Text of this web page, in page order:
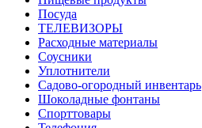
Посуда
ТЕЛЕВИЗОРЫ
Расходные материалы
Соусники
Уплотнители
Садово-огородный инвентарь
Шоколадные фонтаны
Спорттовары